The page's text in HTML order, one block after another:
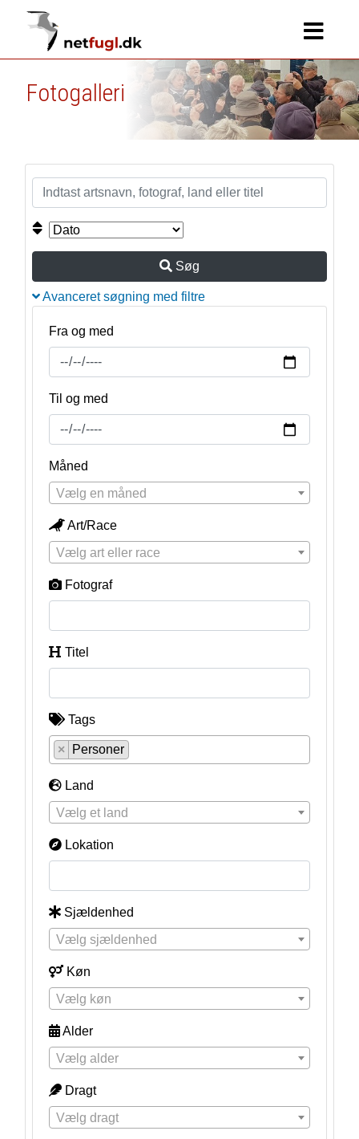
Fotogalleri
Søg
Avanceret søgning med filtre
Fra og med
Til og med
Måned
Vælg en måned
Art/Race
Vælg art eller race
Fotograf
Titel
Tags
× Personer
Land
Vælg et land
Lokation
Sjældenhed
Vælg sjældenhed
Køn
Vælg køn
Alder
Vælg alder
Dragt
Vælg dragt